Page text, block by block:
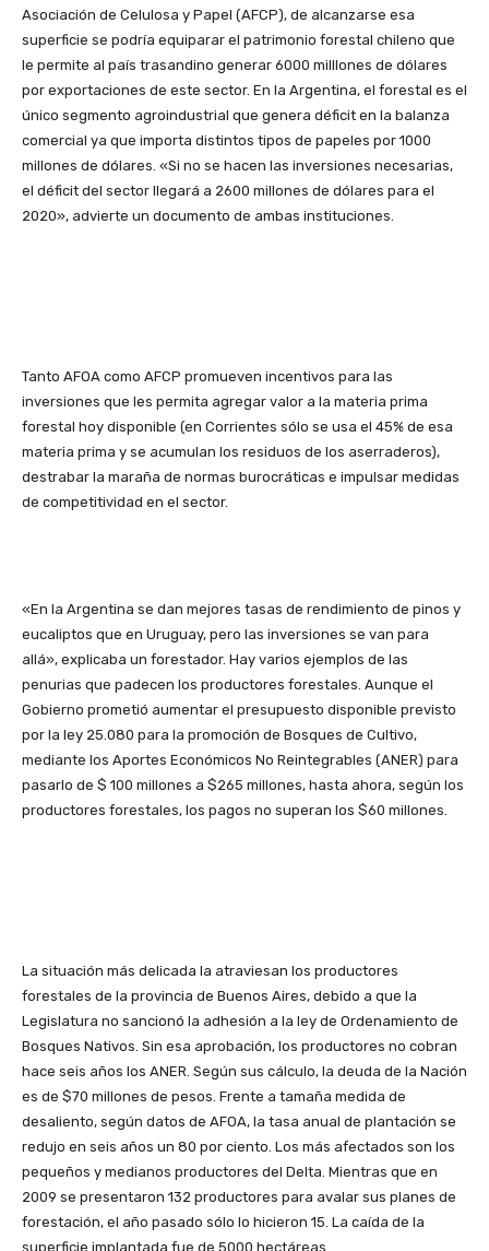
Asociación de Celulosa y Papel (AFCP), de alcanzarse esa
superficie se podría equiparar el patrimonio forestal chileno que
le permite al país trasandino generar 6000 milllones de dólares
por exportaciones de este sector. En la Argentina, el forestal es el
único segmento agroindustrial que genera déficit en la balanza
comercial ya que importa distintos tipos de papeles por 1000
millones de dólares. «Si no se hacen las inversiones necesarias,
el déficit del sector llegará a 2600 millones de dólares para el
2020», advierte un documento de ambas instituciones.
Tanto AFOA como AFCP promueven incentivos para las
inversiones que les permita agregar valor a la materia prima
forestal hoy disponible (en Corrientes sólo se usa el 45% de esa
materia prima y se acumulan los residuos de los aserraderos),
destrabar la maraña de normas burocráticas e impulsar medidas
de competitividad en el sector.
«En la Argentina se dan mejores tasas de rendimiento de pinos y
eucaliptos que en Uruguay, pero las inversiones se van para
allá», explicaba un forestador. Hay varios ejemplos de las
penurias que padecen los productores forestales. Aunque el
Gobierno prometió aumentar el presupuesto disponible previsto
por la ley 25.080 para la promoción de Bosques de Cultivo,
mediante los Aportes Económicos No Reintegrables (ANER) para
pasarlo de $ 100 millones a $265 millones, hasta ahora, según los
productores forestales, los pagos no superan los $60 millones.
La situación más delicada la atraviesan los productores
forestales de la provincia de Buenos Aires, debido a que la
Legislatura no sancionó la adhesión a la ley de Ordenamiento de
Bosques Nativos. Sin esa aprobación, los productores no cobran
hace seis años los ANER. Según sus cálculo, la deuda de la Nación
es de $70 millones de pesos. Frente a tamaña medida de
desaliento, según datos de AFOA, la tasa anual de plantación se
redujo en seis años un 80 por ciento. Los más afectados son los
pequeños y medianos productores del Delta. Mientras que en
2009 se presentaron 132 productores para avalar sus planes de
forestación, el año pasado sólo lo hicieron 15. La caída de la
superficie implantada fue de 5000 hectáreas.